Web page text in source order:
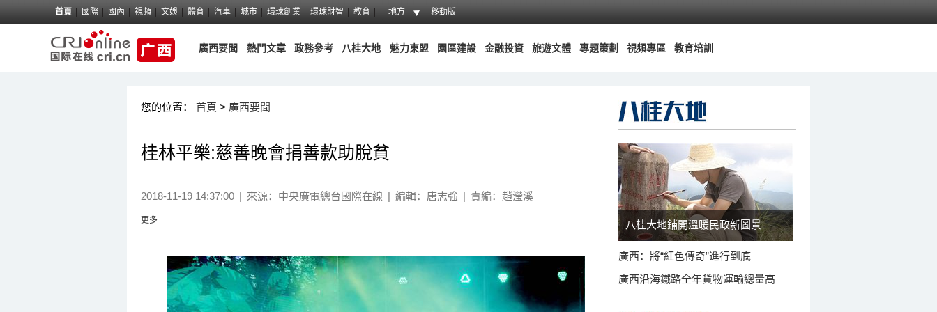
首頁 國際 國內 視頻 文娛 體育 汽車 城市 環球創業 環球財智 教育 地方 移動版
廣西要聞 熱門文章 政務參考 八桂大地 魅力東盟 園區建設 金融投資 旅遊文體 專題策劃 視頻專區 教育培訓
您的位置： 首頁 > 廣西要聞
桂林平樂:慈善晚會捐善款助脫貧
2018-11-19 14:37:00 | 來源： 中央廣電總台國際在線 | 編輯：唐志強 | 責編：趙瀅溪
更多 八桂大地鋪開溫暖民政新圖景
廣西：將“紅色傳奇”進行到底
廣西沿海鐵路全年貨物運輸總量高